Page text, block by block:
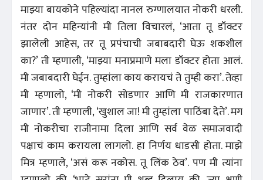
माझ्या बायकोने पहिल्यांदा नानल रुग्णालयात नोकरी धरली.
नंतर दोन महिन्यांनी मी तिला विचारलं, ‘आता तू डॉक्टर
झालेली आहेस, तर तू प्रपंचाची जबाबदारी घेऊ शकशील
का?’ ती म्हणाली, ‘माझ्या मनाप्रमाणे मला डॉक्टर होता आलं.
मी जबाबदारी घेईन. तुम्हांला काय करायचं ते तुम्ही करा’. तेव्हा
मी म्हणालो, ‘मी नोकरी सोडणार आणि मी राजकारणात
जाणार’. ती म्हणाली, ‘खुशाल जा! मी तुम्हांला पाठिंबा देते’. मग
मी नोकरीचा राजीनामा दिला आणि सर्व वेळ समाजवादी
पक्षाचं काम करायला लागलो. हा निर्णय धाडसी होता. माझे
मित्र म्हणाले, ‘असं करू नकोस. तू लिंक ठेव’. पण मी त्यांना